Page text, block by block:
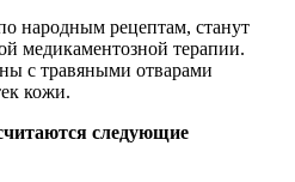
народным рецептам, станут
медикаментозной терапии.
с травяными отварами
кожи.
следующие